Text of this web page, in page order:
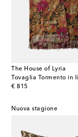
The House of Lyria
€ 815
original price
Nuova stagione